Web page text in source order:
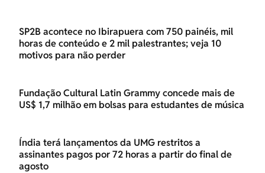
SP2B acontece no Ibirapuera com 750 painéis, mil
horas de conteúdo e 2 mil palestrantes; veja 10
motivos para não perder
Fundação Cultural Latin Grammy concede mais de
US$ 1,7 milhão em bolsas para estudantes de música
Índia terá lançamentos da UMG restritos a
assinantes pagos por 72 horas a partir do final de
agosto